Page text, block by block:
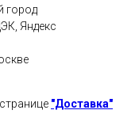
город
Яндекс
"Доставка"